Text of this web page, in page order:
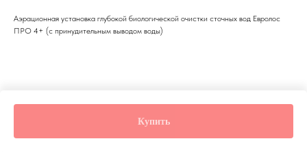
Купить
Аэрационная установка глубокой биологической очистки сточных вод Евролос
ПРО 4+ (с принудительным выводом воды)